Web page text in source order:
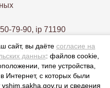
79-90, ip 71190
vshim@gov14.ru
Ленина 1, этаж 9-12
сайт, вы даёте согласие на
данных: файлов cookie,
типе устройства,
Интернет, с которых были
и сведения